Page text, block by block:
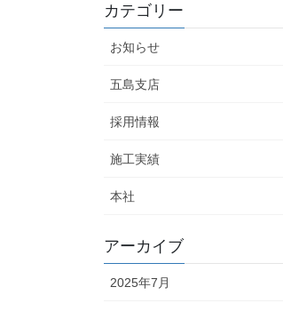
カテゴリー
お知らせ
五島支店
採用情報
施工実績
本社
アーカイブ
2025年7月